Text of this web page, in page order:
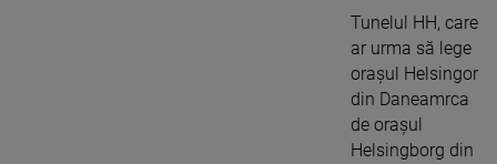
Tunelul HH, care
ar urma să lege
oraşul Helsingor
din Daneamrca
de oraşul
Helsingborg din